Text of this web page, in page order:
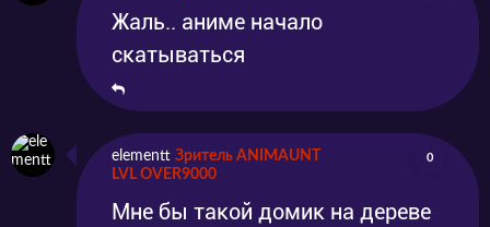
Жаль.. аниме начало
скатываться
elementt Зритель ANIMAUNT
LVL OVER9000
0
Мне бы такой домик на дереве